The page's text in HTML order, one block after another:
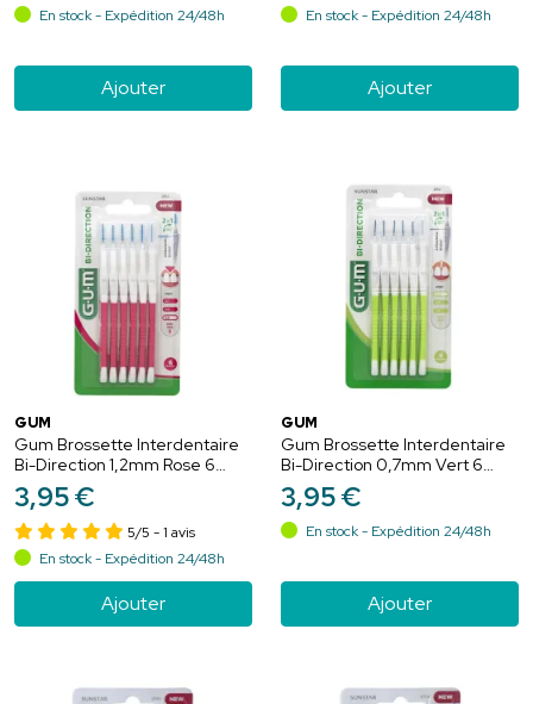
En stock - Expédition 24/48h
Ajouter
En stock - Expédition 24/48h
Ajouter
GUM
Gum Brossette Interdentaire
Bi-Direction 1,2mm Rose 6
unités
3,95€
5/5 - 1 avis
En stock - Expédition 24/48h
Ajouter
GUM
Gum Brossette Interdentaire
Bi-Direction 0,7mm Vert 6
unités
3,95€
En stock - Expédition 24/48h
Ajouter